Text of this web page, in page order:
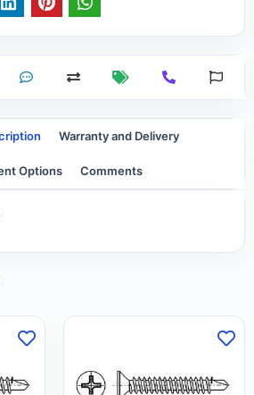
Warranty and Delivery
Options Comments